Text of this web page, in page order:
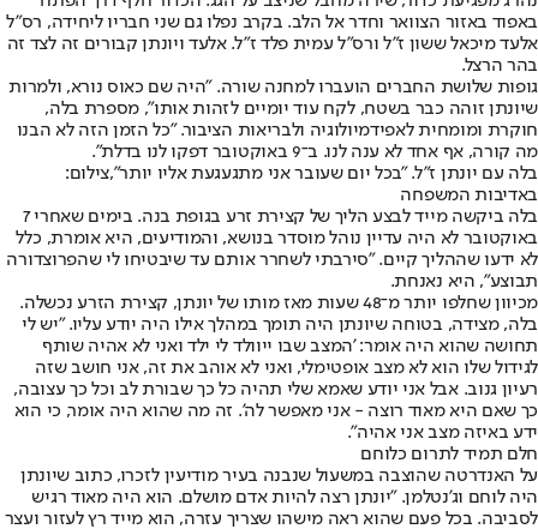
באפוד באזור הצוואר וחדר אל הלב. בקרב נפלו גם שני חבריו ליחידה, רס"ל
אלעד מיכאל ששון ז"ל ורס"ל עמית פלד ז"ל. אלעד ויונתן קבורים זה לצד זה
בהר הרצל.
גופות שלושת החברים הועברו למחנה שורה. "היה שם כאוס נורא, ולמרות
שיונתן זוהה כבר בשטח, לקח עוד יומיים לזהות אותו", מספרת בלה,
חוקרת ומומחית לאפידמיולוגיה ולבריאות הציבור. "כל הזמן הזה לא הבנו
מה קורה, אף אחד לא ענה לנו. ב־9 באוקטובר דפקו לנו בדלת".
בלה עם יונתן ז"ל. "בכל יום שעובר אני מתגעגעת אליו יותר",צילום:
באדיבות המשפחה
בלה ביקשה מייד לבצע הליך של קצירת זרע בגופת בנה. בימים שאחרי 7
באוקטובר לא היה עדיין נוהל מוסדר בנושא, והמודיעים, היא אומרת, כלל
לא ידעו שההליך קיים. "סירבתי לשחרר אותם עד שיבטיחו לי שהפרוצדורה
תבוצע", היא נאנחת.
מכיוון שחלפו יותר מ־48 שעות מאז מותו של יונתן, קצירת הזרע נכשלה.
בלה, מצידה, בטוחה שיונתן היה תומך במהלך אילו היה יודע עליו. "יש לי
תחושה שהוא היה אומר: 'המצב שבו ייוולד לי ילד ואני לא אהיה שותף
לגידול שלו הוא לא מצב אופטימלי, ואני לא אוהב את זה, אני חושב שזה
רעיון גנוב. אבל אני יודע שאמא שלי תהיה כל כך שבורת לב וכל כך עצובה,
כך שאם היא מאוד רוצה - אני מאפשר לה'. זה מה שהוא היה אומר, כי הוא
ידע באיזה מצב אני אהיה".
חלם תמיד לתרום כלוחם
על האנדרטה שהוצבה במשעול שנבנה בעיר מודיעין לזכרו, כתוב שיונתן
היה לוחם וג'נטלמן. "יונתן רצה להיות אדם מושלם. הוא היה מאוד רגיש
לסביבה. בכל פעם שהוא ראה מישהו שצריך עזרה, הוא מייד רץ לעזור ועצר